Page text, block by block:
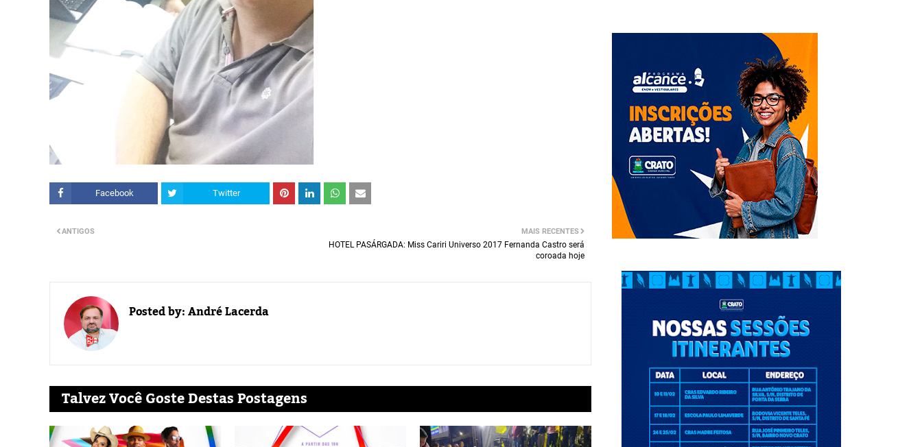
Facebook Twitter
MAIS RECENTES
HOTEL PASÁRGADA: Miss Cariri Universo 2017 Fernanda Castro será
coroada hoje
ANTIGOS
Posted by:André Lacerda
Talvez Você Goste Destas Postagens